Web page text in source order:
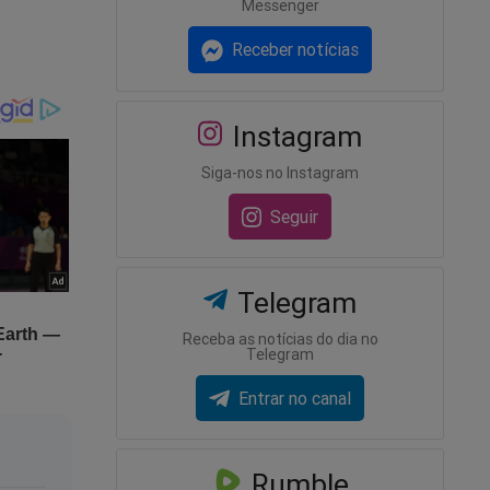
um
o
Messenger
Receber notícias
Instagram
Siga-nos no Instagram
Seguir
Telegram
Receba as notícias do dia no
Telegram
Entrar no canal